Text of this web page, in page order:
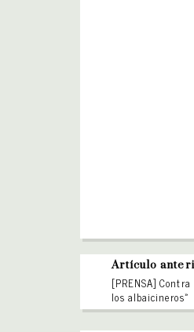
Artículo
[PRENSA]
los albaicineros»